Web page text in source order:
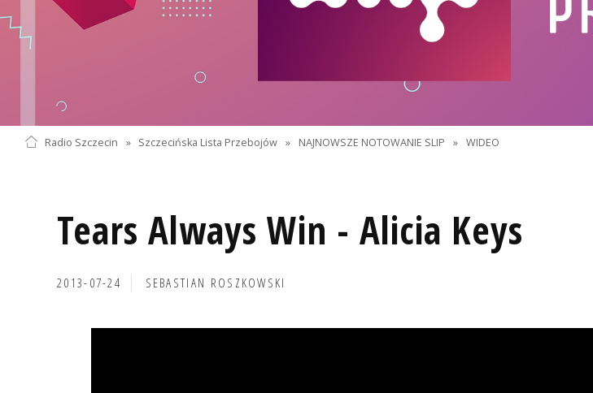
Radio Szczecin » Szczecińska Lista Przebojów » NAJNOWSZE NOTOWANIE SLIP » WIDEO
Tears Always Win - Alicia Keys
2013-07-24 SEBASTIAN ROSZKOWSKI